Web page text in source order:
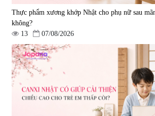
Viên uống bổ gan Ribeto Shoji
Hepaclean 60 viên
690.000 đ
Viên uống
vị đĩa đệm
1.600.000 đ
Thực phẩm xương khớp Nhật cho phụ nữ sau
không?
13
07/08/2026